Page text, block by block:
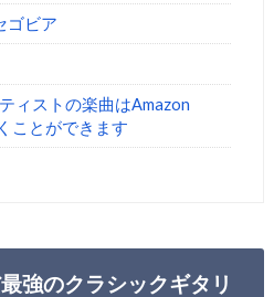
ゴビア
ィストの楽曲はAmazon
ことができます
強のクラシックギタリ